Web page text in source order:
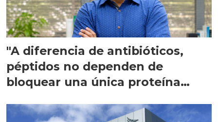
"A diferencia de antibióticos,
péptidos no dependen de
bloquear una única proteína